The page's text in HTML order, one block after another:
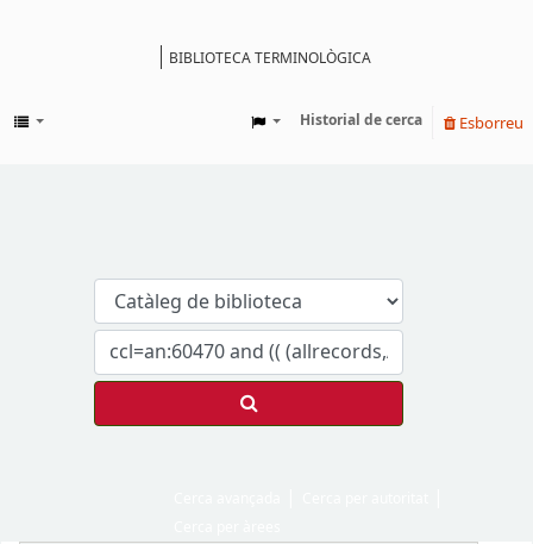
BIBLIOTECA TERMINOLÒGICA
Historial de cerca Esborreu